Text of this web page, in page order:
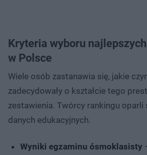
Kryteria wyboru
w Polsce
Wiele osób zastanawia się, jakie
zadecydowały o kształcie tego
zestawienia. Twórcy rankingu oparli
danych edukacyjnych.
Wyniki egzaminu ósmoklasisty